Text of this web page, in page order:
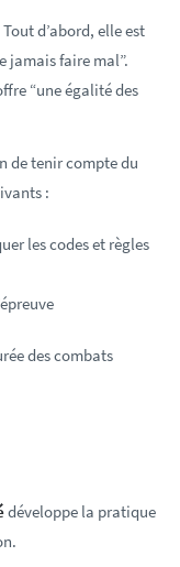
d’abord, elle est
jamais faire mal”.
“une égalité des
de tenir compte du
:
les codes et règles
des combats
développe la pratique